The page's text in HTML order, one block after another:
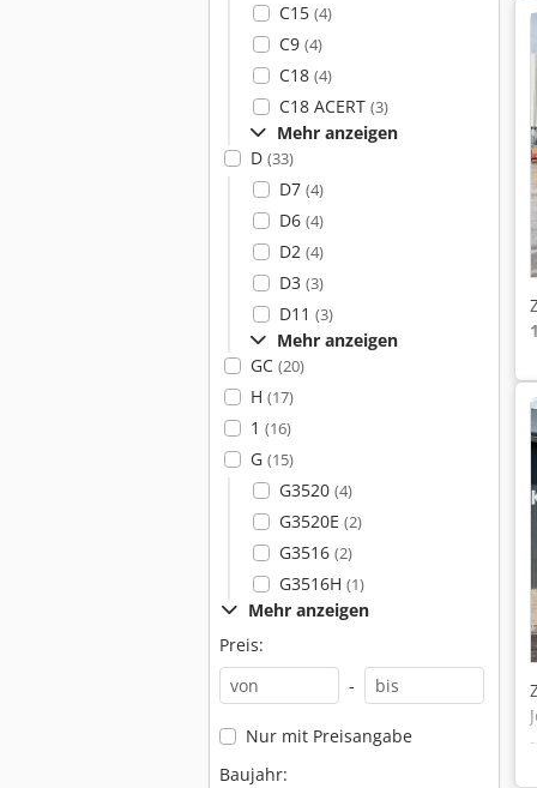
C15 (4)
C9 (4)
C18 (4)
C18 ACERT (3)
Mehr anzeigen
D (33)
D7 (4)
D6 (4)
D2 (4)
D3 (3)
D11 (3)
Mehr anzeigen
GC (20)
H (17)
1 (16)
G (15)
G3520 (4)
G3520E (2)
G3516 (2)
G3516H (1)
Mehr anzeigen
Preis:
-
Nur mit Preisangabe
Baujahr: